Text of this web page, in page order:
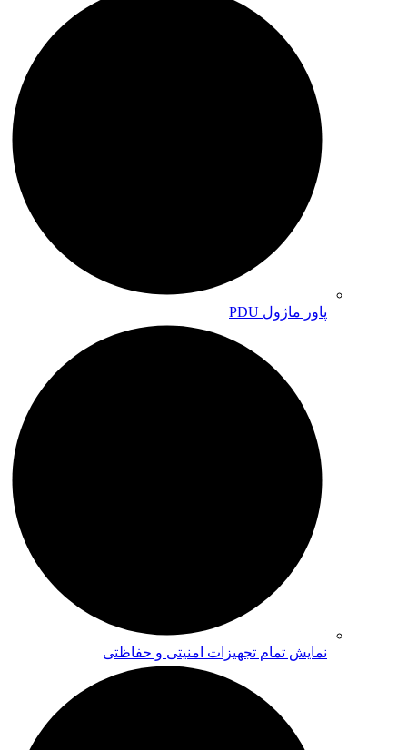
پاور ماژول PDU
نمایش تمام تجهیزات امنیتی و حفاظتی